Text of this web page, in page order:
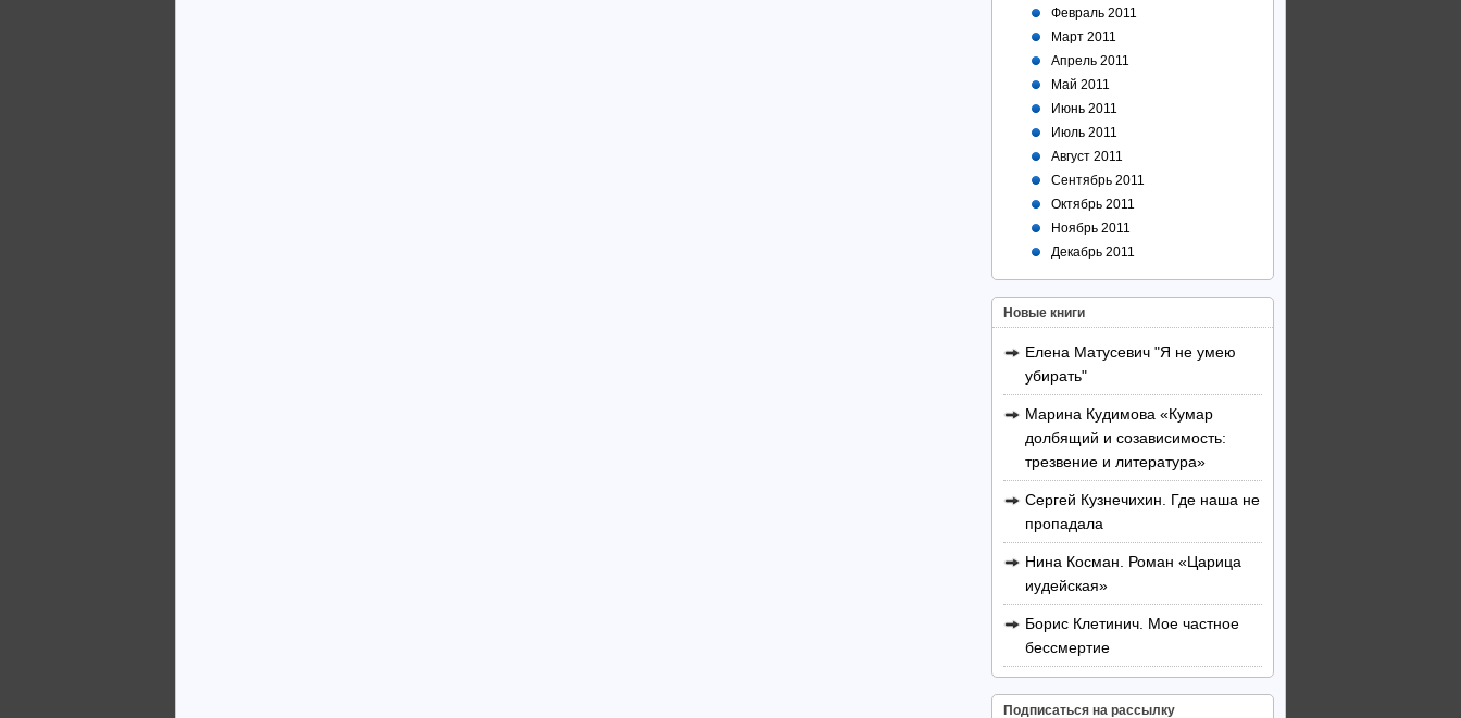
Февраль 2011
Март 2011
Апрель 2011
Май 2011
Июнь 2011
Июль 2011
Август 2011
Сентябрь 2011
Октябрь 2011
Ноябрь 2011
Декабрь 2011
Новые книги
Елена Матусевич "Я не умею
убирать"
Марина Кудимова «Кумар
долбящий и созависимость:
трезвение и литература»
Сергей Кузнечихин. Где наша не
пропадала
Нина Косман. Роман «Царица
иудейская»
Борис Клетинич. Мое частное
бессмертие
Подписаться на рассылку